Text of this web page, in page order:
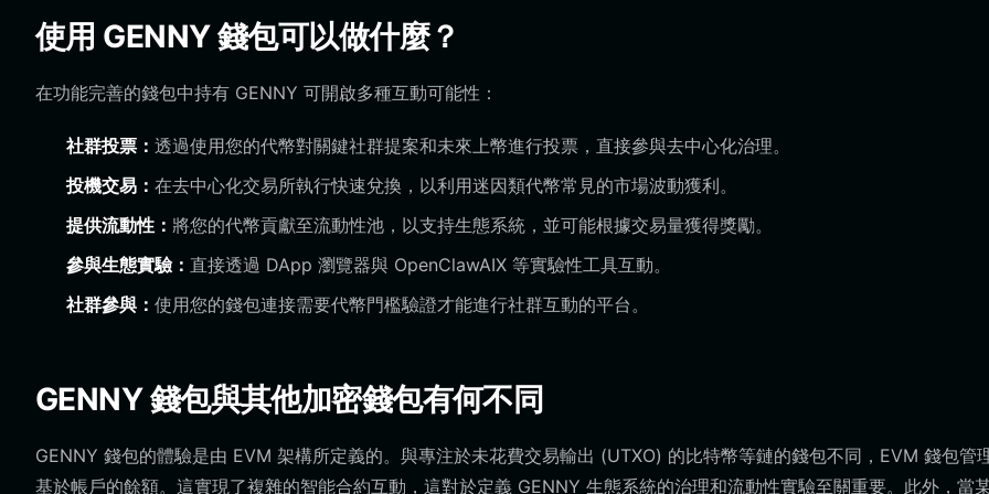
使用 GENNY 錢包可以做什麼？
在功能完善的錢包中持有 GENNY 可開啟多種互動可能性：
社群投票： 透過使用您的代幣對關鍵社群提案和未來上幣進行投票，直接參與去中心化治理。
投機交易： 在去中心化交易所執行快速兌換，以利用迷因類代幣常見的市場波動獲利。
提供流動性： 將您的代幣貢獻至流動性池，以支持生態系統，並可能根據交易量獲得獎勵。
參與生態實驗： 直接透過 DApp 瀏覽器與 OpenClawAIX 等實驗性工具互動。
社群參與： 使用您的錢包連接需要代幣門檻驗證才能進行社群互動的平台。
GENNY 錢包與其他加密錢包有何不同
GENNY 錢包的體驗是由 EVM 架構所定義的。與專注於未花費交易輸出 (UTXO) 的比特幣等鏈的錢包不同，EVM 錢包管
基於帳戶的餘額。這實現了複雜的智能合約互動，這對於定義 GENNY 生態系統的治理和流動性實驗至關重要。此外，當